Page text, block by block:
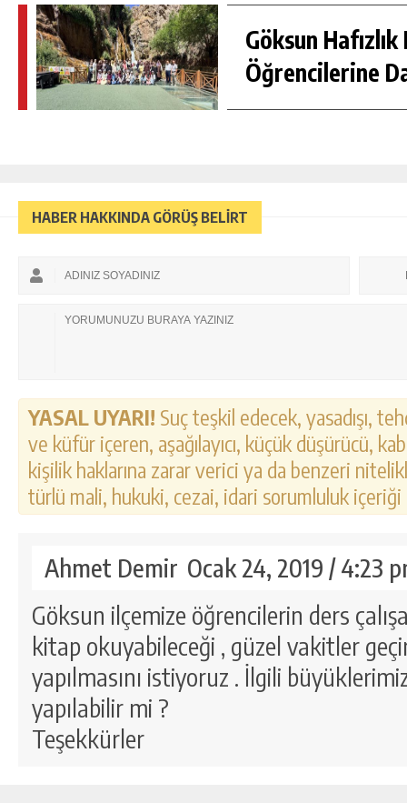
Göksun Hafızlık
Öğrencilerine
HABER HAKKINDA GÖRÜŞ BELİRT
YASAL UYARI! Suç teşkil edecek, yasadışı,
ve küfür içeren, aşağılayıcı, küçük düşürücü,
kişilik haklarına zarar verici ya da benzeri
türlü mali, hukuki, cezai, idari sorumluluk
Ahmet Demir Ocak 24, 2019 / 4:23
Göksun ilçemize öğrencilerin ders
kitap okuyabileceği , güzel vakitler
yapılmasını istiyoruz . İlgili
yapılabilir mi ?
Teşekkürler